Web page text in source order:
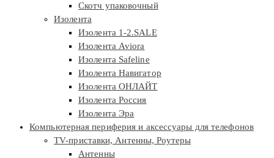
Скотч упаковочный
Изолента
Изолента 1-2.SALE
Изолента Aviora
Изолента Safeline
Изолента Навигатор
Изолента ОНЛАЙТ
Изолента Россия
Изолента Эра
Компьютерная периферия и аксессуары для телефонов
TV-приставки, Антенны, Роутеры
Антенны